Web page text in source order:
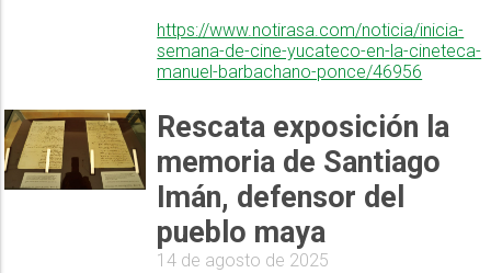
https://www.notirasa.com/noticia/inicia-
semana-de-cine-yucateco-en-la-cineteca-
manuel-barbachano-ponce/46956
Rescata exposición la
memoria de Santiago
Imán, defensor del
pueblo maya
14 de agosto de 2025